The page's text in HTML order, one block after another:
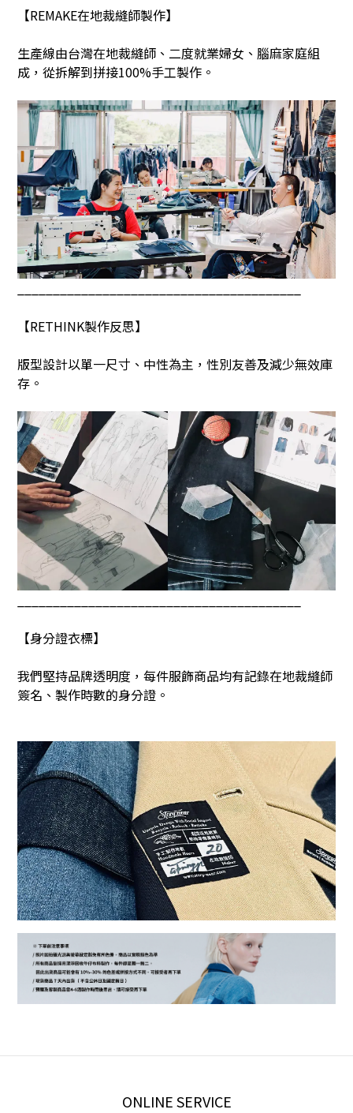
【REMAKE在地裁縫師製作】
生產線由台灣在地裁縫師、二度就業婦女、腦麻家庭組
成，從拆解到拼接100%手工製作。
【RETHINK製作反思】
版型設計以單一尺寸、中性為主，性別友善及減少無效庫
存。
【身分證衣標】
我們堅持品牌透明度，每件服飾商品均有記錄在地裁縫師
簽名、製作時數的身分證。
ONLINE SERVICE